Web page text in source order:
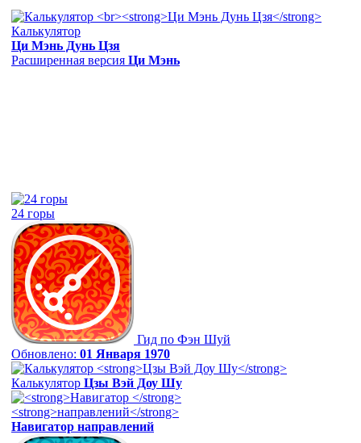
Калькулятор
Ци Мэнь Дунь Цзя
Расширенная версия Ци Мэнь
24 горы
Гид по Фэн Шуй
Обновлено: 01 Января 1970
Калькулятор Цзы Вэй Доу Шу
Навигатор направлений